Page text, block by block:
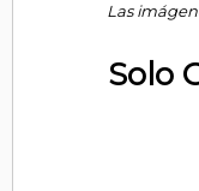
Las
Solo